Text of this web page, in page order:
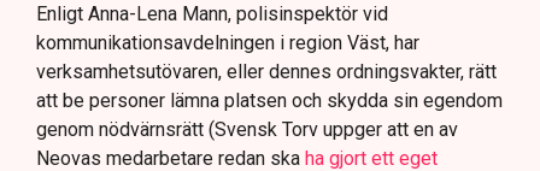
Enligt Anna-Lena Mann, polisinspektör vid
kommunikationsavdelningen i region Väst, har
verksamhetsutövaren, eller dennes ordningsvakter, rätt
att be personer lämna platsen och skydda sin egendom
genom nödvärnsrätt (Svensk Torv uppger att en av
Neovas medarbetare redan ska ha gjort ett eget